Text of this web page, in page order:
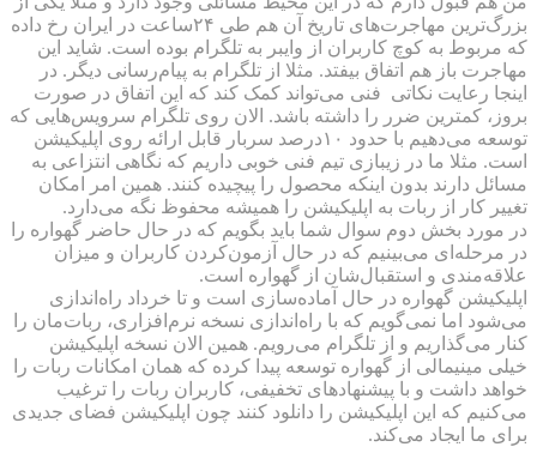
بزرگ‌ترین مهاجرت‌های تاریخ آن هم طی ۲۴ساعت در ایران رخ داده
که مربوط به کوچ کاربران از وایبر به تلگرام بوده است. شاید این
مهاجرت باز هم اتفاق بیفتد. مثلا از تلگرام به پیام‌رسانی دیگر. در
اینجا رعایت نکاتی فنی می‌تواند کمک کند که این اتفاق در صورت
بروز، کمترین ضرر را داشته باشد. الان روی تلگرام سرویس‌هایی که
توسعه می‌دهیم با حدود ۱۰درصد سربار قابل ارائه روی اپلیکیشن
است. مثلا ما در زیبازی تیم فنی خوبی داریم که نگاهی انتزاعی به
مسائل دارند بدون اینکه محصول را پیچیده کنند. همین امر امکان
تغییر کار از ربات به اپلیکیشن را همیشه محفوظ نگه می‌دارد.
در مورد بخش دوم سوال شما باید بگویم که در حال حاضر گهواره را
در مرحله‌ای می‌بینیم که در حال آزمون‌کردن کاربران و میزان
علاقه‌مندی‌ و استقبال‌شان از گهواره است.
اپلیکیشن گهواره در حال آماده‌سازی است و تا خرداد راه‌اندازی
می‌شود اما نمی‌گویم که با راه‌اندازی نسخه نرم‌افزاری، ربات‌مان را
کنار می‌گذاریم و از تلگرام می‌رویم. همین الان نسخه اپلیکیشن
خیلی مینیمالی از گهواره توسعه پیدا کرده که همان امکانات ربات را
خواهد داشت و با پیشنهادهای تخفیفی، کاربران ربات را ترغیب
می‌کنیم که این اپلیکیشن را دانلود کنند چون اپلیکیشن فضای جدیدی
برای ما ایجاد می‌کند.